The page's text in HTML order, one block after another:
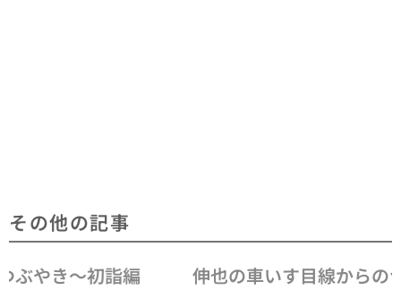
その他の記事
伸也の車いす目線からのつぶやき～就職～